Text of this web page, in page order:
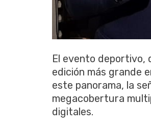
El evento deportivo,
edición más grande
este panorama, la
megacobertura
digitales.